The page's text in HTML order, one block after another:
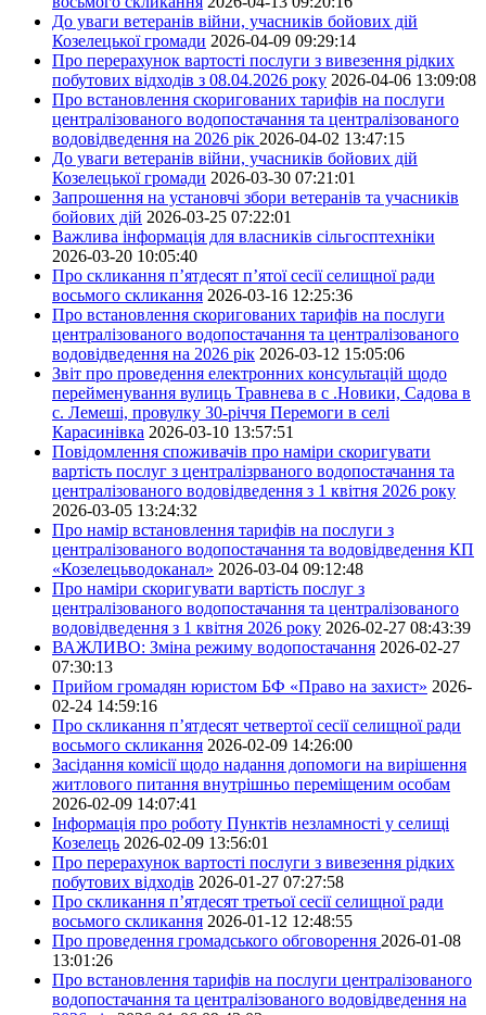
До уваги ветеранів війни, учасників бойових дій
Козелецької громади 2026-04-09 09:29:14
Про перерахунок вартості послуги з вивезення рідких
побутових відходів з 08.04.2026 року 2026-04-06 13:09:08
Про встановлення скоригованих тарифів на послуги
централізованого водопостачання та централізованого
водовідведення на 2026 рік 2026-04-02 13:47:15
До уваги ветеранів війни, учасників бойових дій
Козелецької громади 2026-03-30 07:21:01
Запрошення на установчі збори ветеранів та учасників
бойових дій 2026-03-25 07:22:01
Важлива інформація для власників сільгосптехніки
2026-03-20 10:05:40
Про скликання п’ятдесят п’ятої сесії селищної ради
восьмого скликання 2026-03-16 12:25:36
Про встановлення скоригованих тарифів на послуги
централізованого водопостачання та централізованого
водовідведення на 2026 рік 2026-03-12 15:05:06
Звіт про проведення електронних консультацій щодо
перейменування вулиць Травнева в с .Новики, Садова в
с. Лемеші, провулку 30-річчя Перемоги в селі
Карасинівка 2026-03-10 13:57:51
Повідомлення споживачів про наміри скоригувати
вартість послуг з централізрваного водопостачання та
централізованого водовідведення з 1 квітня 2026 року
2026-03-05 13:24:32
Про намір встановлення тарифів на послуги з
централізованого водопостачання та водовідведення КП
«Козелецьводоканал» 2026-03-04 09:12:48
Про наміри скоригувати вартість послуг з
централізованого водопостачання та централізованого
водовідведення з 1 квітня 2026 року 2026-02-27 08:43:39
ВАЖЛИВО: Зміна режиму водопостачання 2026-02-27
07:30:13
Прийом громадян юристом БФ «Право на захист» 2026-
02-24 14:59:16
Про скликання п’ятдесят четвертої сесії селищної ради
восьмого скликання 2026-02-09 14:26:00
Засідання комісії щодо надання допомоги на вирішення
житлового питання внутрішньо переміщеним особам
2026-02-09 14:07:41
Інформація про роботу Пунктів незламності у селищі
Козелець 2026-02-09 13:56:01
Про перерахунок вартості послуги з вивезення рідких
побутових відходів 2026-01-27 07:27:58
Про скликання п’ятдесят третьої сесії селищної ради
восьмого скликання 2026-01-12 12:48:55
Про проведення громадського обговорення 2026-01-08
13:01:26
Про встановлення тарифів на послуги централізованого
водопостачання та централізованого водовідведення на